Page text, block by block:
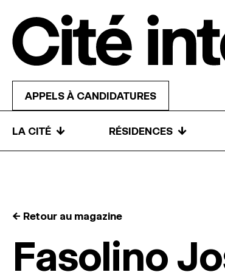
APPELS À CANDIDATURES
LA CITÉ ↓ RÉSIDENCES ↓
← Retour au magazine
Fasolino